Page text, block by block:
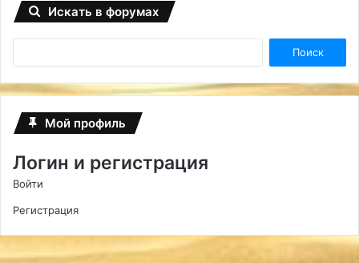
Искать в форумах
Мой профиль
Логин и регистрация
Войти
Регистрация